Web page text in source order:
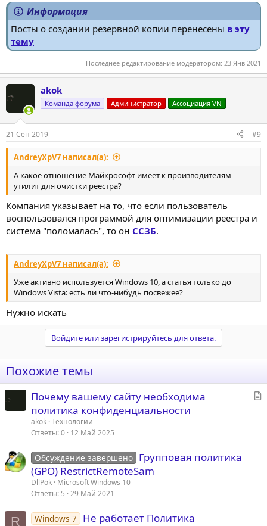
Информация
Посты о создании резервной копии перенесены в эту
тему
Последнее редактирование модератором: 23 Янв 2021
akok
Команда форума Администратор Ассоциация VN
21 Сен 2019 #9
AndreyXpV7 написал(а):
А какое отношение Майкрософт имеет к производителям
утилит для очистки реестра?
Компания указывает на то, что если пользователь
воспользовался программой для оптимизации реестра и
система "поломалась", то он ССЗБ.
AndreyXpV7 написал(а):
Уже активно используется Windows 10, а статья только до
Windows Vista: есть ли что-нибудь посвежее?
Нужно искать
Войдите или зарегистрируйтесь для ответа.
Похожие темы
ь
Почему вашему сайту необходима
политика конфиденциальности
akok Технологии
Ответы 0 12 Май 2025
Обсуждение завершено Групповая политика
(GPO) RestrictRemoteSam
DllPok Microsoft Windows 10
Ответы 5 29 Май 2021
R Windows 7 Не работает Политика